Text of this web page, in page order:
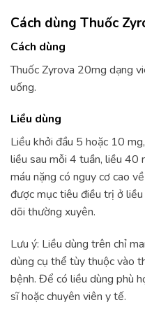
Cách dùng Thuốc
Cách dùng
Thuốc Zyrova 20mg dạng
uống.
Liều dùng
Liều khởi đầu 5 hoặc 10
liều sau mỗi 4 tuần, liều 40
máu nặng có nguy cơ cao
được mục tiêu điều trị ở
dõi thường xuyên.
Lưu ý: Liều dùng trên chỉ
dùng cụ thể tùy thuộc vào
bệnh. Để có liều dùng phù
sĩ hoặc chuyên viên y tế.